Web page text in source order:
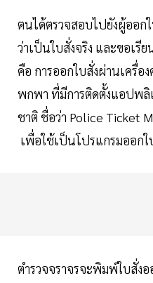
ตนได้ตรวจสอบไปยังผู้ออก
ว่าเป็นใบสั่งจริง และขอเรี
คือ การออกใบสั่งผ่านเครื่
พกพา ที่มีการติดตั้งแอปพลิ
ชาติ ชื่อว่า Police Ticket
เพื่อใช้เป็นโปรแกรมออก
ตำรวจจราจรจะพิมพ์ใบสั่ง